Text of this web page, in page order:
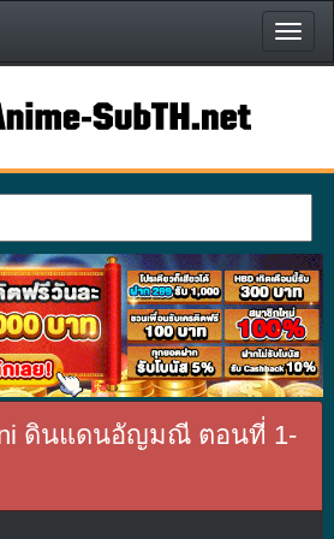
หน้า
แรก
ดินแดนอัญมณี ตอนที่ 1-